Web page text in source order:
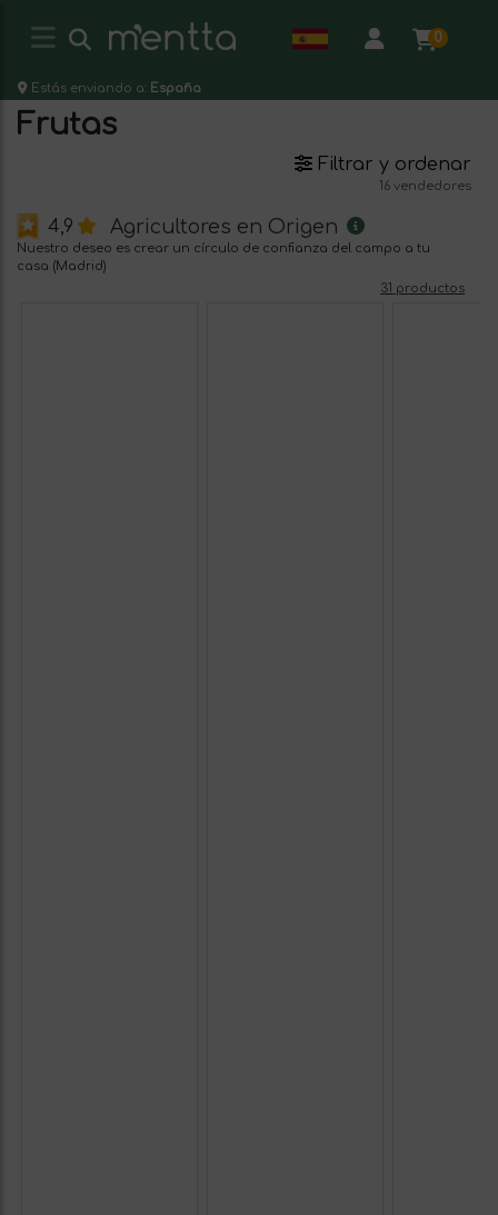
0
Estás enviando a: España
Frutas
Filtrar y ordenar
16 vendedores
4,9 Agricultores en Origen
Nuestro deseo es crear un círculo de confianza del campo a tu
casa (Madrid)
31 productos